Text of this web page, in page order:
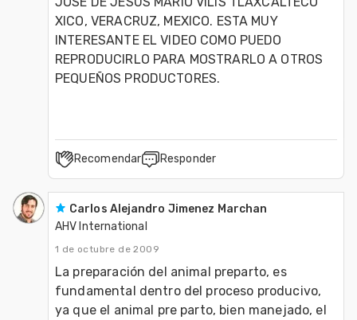
XICO, VERACRUZ, MEXICO. ESTA MUY
INTERESANTE EL VIDEO COMO PUEDO
REPRODUCIRLO PARA MOSTRARLO A OTROS
PEQUEÑOS PRODUCTORES.
Recomendar Responder
Carlos Alejandro Jimenez Marchan
AHV International
1 de octubre de 2009
La preparación del animal preparto, es
fundamental dentro del proceso producivo,
ya que el animal pre parto, bien manejado, el